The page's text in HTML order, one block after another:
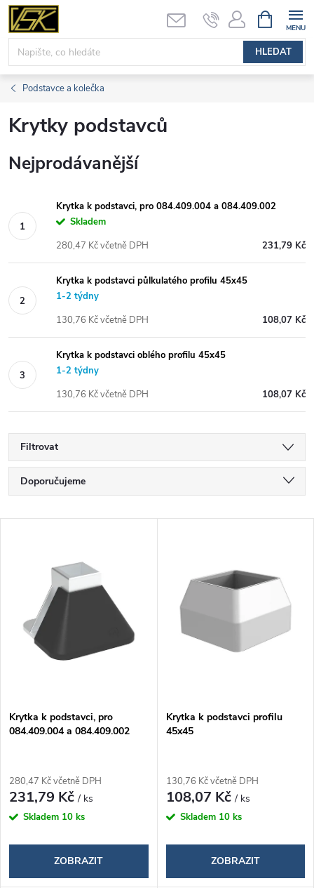
Přejít
obsah
HLEDAT
NÁKUPNÍ
KOŠÍK
Podstavce a kolečka
Krytky podstavců
Nejprodávanější
Krytka k podstavci, pro 084.409.004 a 084.409.002
Skladem
231,79 Kč
280,47 Kč včetně DPH
Krytka k podstavci půlkulatého profilu 45x45
1-2 týdny
108,07 Kč
130,76 Kč včetně DPH
Krytka k podstavci oblého profilu 45x45
1-2 týdny
108,07 Kč
130,76 Kč včetně DPH
Filtrovat
Ř
a
n
r
d
u
k
Doporučujeme
Nejprodávanější
Abecedně
p
r
o
d
u
Krytka k podstavci, pro
084.409.004 a 084.409.002
280,47 Kč včetně DPH
231,79 Kč/ ks
Skladem 10 ks
ZOBRAZIT
Krytka k podstavci profilu
45x45
130,76 Kč včetně DPH
108,07 Kč/ ks
Skladem 10 ks
ZOBRAZIT